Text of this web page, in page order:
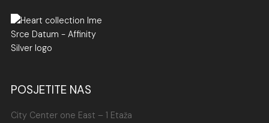
POSJETITE NAS
City Center one East – 1 Etaža